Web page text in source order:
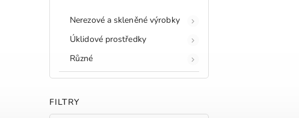
Nerezové a skleněné výrobky
Úklidové prostředky
Různé
FILTRY